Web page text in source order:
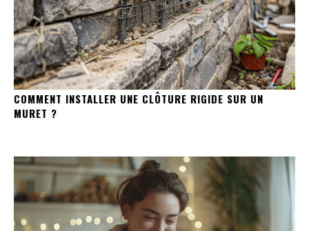
COMMENT INSTALLER UNE CLÔTURE RIGIDE SUR UN
MURET ?